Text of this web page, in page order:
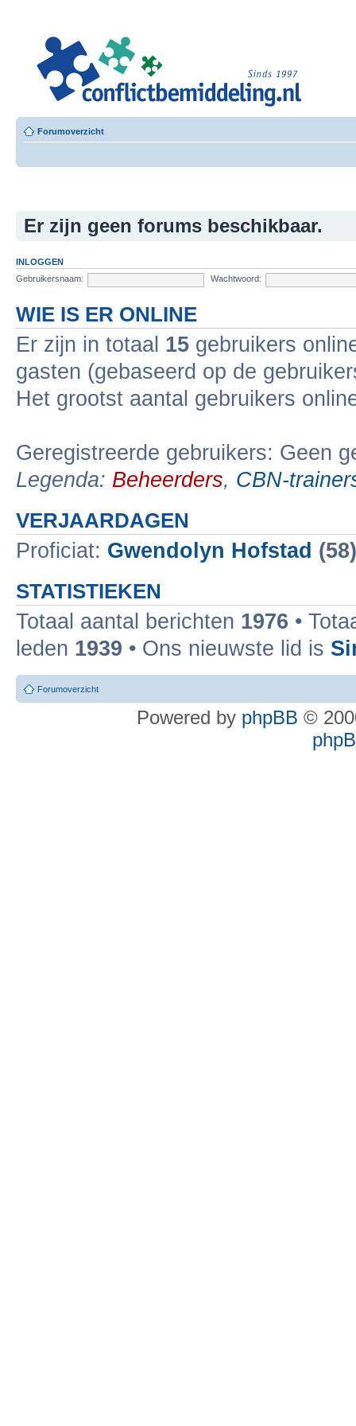
Forumoverzicht
Er zijn geen forums beschikbaar.
INLOGGEN
Gebruikersnaam:
Wachtwoord:
WIE IS ER ONLINE
Er zijn in totaal 15 gebruikers
gasten (gebaseerd op de
Het grootst aantal gebruikers
Geregistreerde gebruikers: Geen
Legenda: Beheerders, CBN-
VERJAARDAGEN
Proficiat: Gwendolyn Hofstad (58)
STATISTIEKEN
Totaal aantal berichten 1976 •
leden 1939 • Ons nieuwste lid is
Forumoverzicht
Powered by phpBB ©